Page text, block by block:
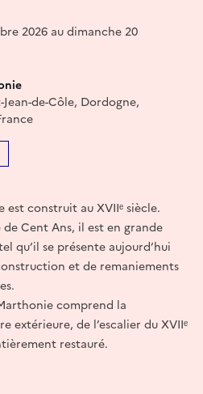
2026 au dimanche 20
Jean-de-Côle, Dordogne,
construit au XVIIᵉ siècle.
Cent Ans, il est en grande
qu’il se présente aujourd’hui
et de remaniements
comprend la
extérieure, de l’escalier du XVIIᵉ
restauré.